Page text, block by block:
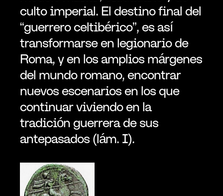
culto imperial. El destino final del
“guerrero celtibérico”, es así
transformarse en legionario de
Roma, y en los amplios márgenes
del mundo romano, encontrar
nuevos escenarios en los que
continuar viviendo en la
tradición guerrera de sus
antepasados (lám. I).